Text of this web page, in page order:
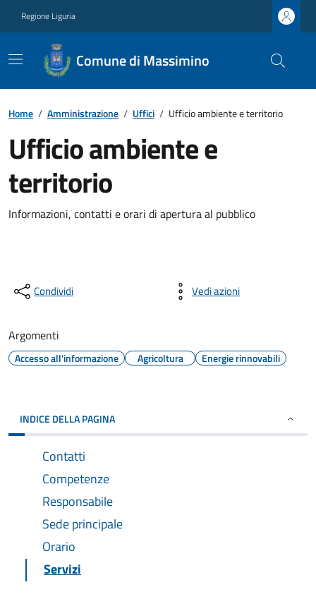
Regione Liguria
Comune di Massimino
Home / Amministrazione / Uffici / Ufficio ambiente e territorio
Ufficio ambiente e
territorio
Informazioni, contatti e orari di apertura al pubblico
Condividi Vedi azioni
Argomenti
Accesso all'informazione Agricoltura Energie rinnovabili
INDICE DELLA PAGINA
Contatti
Competenze
Responsabile
Sede principale
Orario
Servizi